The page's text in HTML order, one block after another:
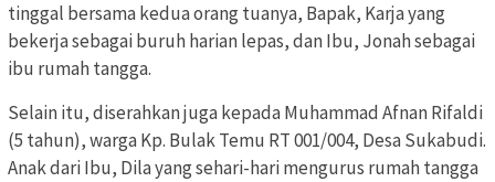
tinggal bersama kedua orang tuanya, Bapak, Karja yang
bekerja sebagai buruh harian lepas, dan Ibu, Jonah sebagai
ibu rumah tangga.
Selain itu, diserahkan juga kepada Muhammad Afnan Rifaldi
(5 tahun), warga Kp. Bulak Temu RT 001/004, Desa Sukabudi.
Anak dari Ibu, Dila yang sehari-hari mengurus rumah tangga